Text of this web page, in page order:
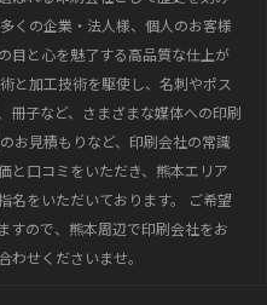
くの企業・法人様、個人のお客様
目と心を魅了する高品質な仕上が
と加工技術を駆使し、名刺やポス
冊子など、さまざまな媒体への印刷
お見積もりなど、印刷会社の常識
と口コミをいただき、熊本エリア
をいただいております。
ご希望
すので、熊本周辺で印刷会社をお
せくださいませ。